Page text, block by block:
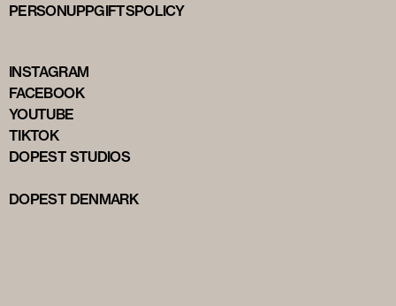
PERSONUPPGIFTSPOLICY
INSTAGRAM
FACEBOOK
YOUTUBE
TIKTOK
DOPEST STUDIOS
DOPEST DENMARK